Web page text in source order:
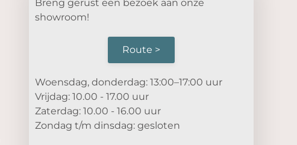
Breng gerust een bezoek aan onze
showroom!
Route >
Woensdag, donderdag: 13:00–17:00 uur
Vrijdag: 10.00 - 17.00 uur
Zaterdag: 10.00 - 16.00 uur
Zondag t/m dinsdag: gesloten